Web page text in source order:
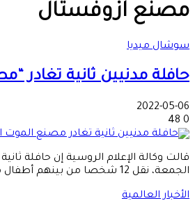
مصنع آزوفستال
سوشال ميديا
حافلة مدنيين ثانية تغادر
2022-05-06
0
الجمعة، نقل 12 شخصا من بينهم أطفال من المجمع الصناعي، إلى بلدة بيزيمين التي تسيطر عليها القوات الروسية.
الأخبار العالمية